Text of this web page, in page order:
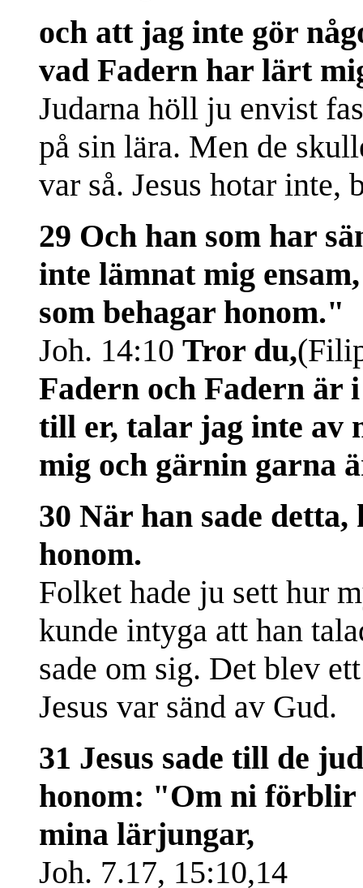
och att jag inte gör
vad Fadern har lärt
Judarna höll ju envist
på sin lära. Men de
var så. Jesus hotar inte,
29 Och han som har
inte lämnat mig
som behagar honom."
Joh. 14:10 Tror du,
Fadern och Fadern är
till er, talar jag inte av
mig och gärnin garna
30 När han sade
honom.
Folket hade ju sett hur
kunde intyga att han
sade om sig. Det blev
Jesus var sänd av Gud.
31 Jesus sade till de
honom: "Om ni
mina lärjungar,
Joh. 7.17, 15:10,14